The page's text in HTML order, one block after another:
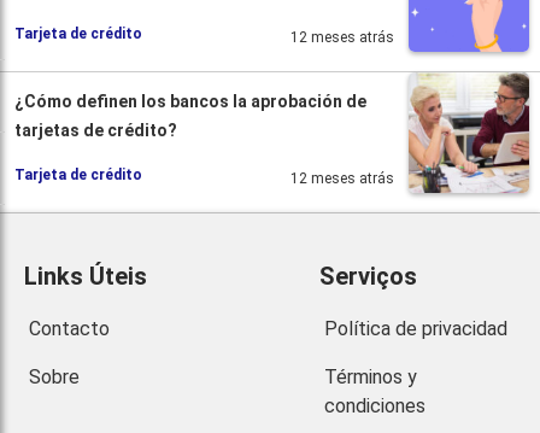
Tarjeta de crédito 12 meses atrás
¿Cómo definen los bancos la aprobación de
tarjetas de crédito?
Tarjeta de crédito 12 meses atrás
Links Úteis
Contacto
Sobre
Serviços
Política de privacidad
Términos y
condiciones